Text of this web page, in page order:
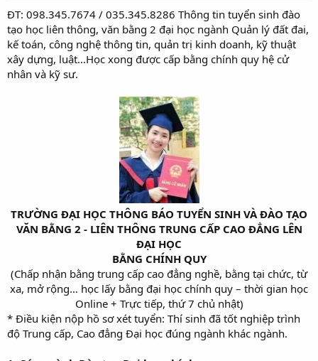
a
r
t
e
r
ĐT: 098.345.7674 / 035.345.8286 Thông tin tuyển sinh đào
tạo học liên thông, văn bằng 2 đại học ngành Quản lý đất đai,
kế toán, công nghệ thông tin, quản trị kinh doanh, kỹ thuật
xây dựng, luật…Học xong được cấp bằng chính quy hệ cử
nhân và kỹ sư.
TRƯỜNG ĐẠI HỌC THÔNG BÁO TUYỂN SINH VÀ ĐÀO TẠO
VĂN BẰNG 2 - LIÊN THÔNG TRUNG CẤP CAO ĐẲNG LÊN
ĐẠI HỌC
BẰNG CHÍNH QUY
(Chấp nhận bằng trung cấp cao đẳng nghề, bằng tại chức, từ
xa, mở rộng… học lấy bằng đại học chính quy – thời gian học
Online + Trực tiếp, thứ 7 chủ nhật)​
* Điều kiện nộp hồ sơ xét tuyển: Thí sinh đã tốt nghiệp trình
độ Trung cấp, Cao đẳng Đại học đúng ngành khác ngành.